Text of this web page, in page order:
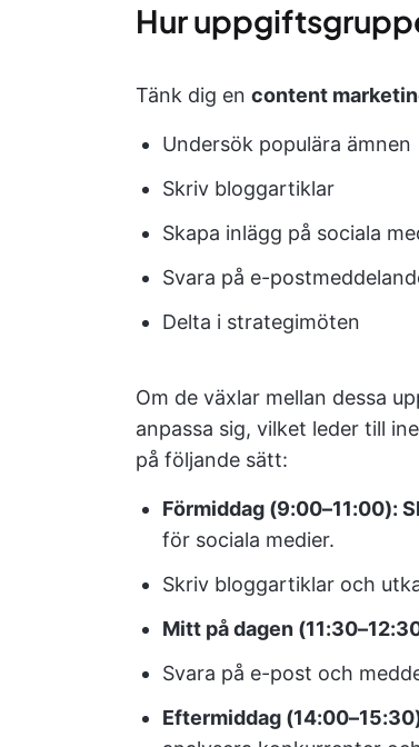
Hur
Tänk dig en content
Undersök populära ämnen
Skriv bloggartiklar
Skapa inlägg på sociala
Svara på e-
Delta i strategimöten
Om de växlar mellan dessa
anpassa sig, vilket leder till
på följande sätt:
Förmiddag (9:00–11:00):
för sociala medier.
Skriv bloggartiklar och
Mitt på dagen
Svara på e-post och
Eftermiddag